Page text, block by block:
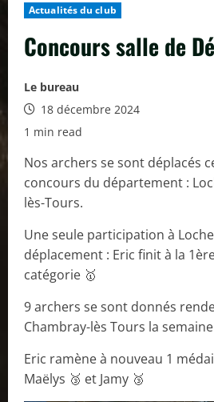
Actualités du club
Concours salle de
Le bureau
18 décembre 2024
1 min read
Nos archers se sont déplacés
concours du département :
lès-Tours.
Une seule participation à
déplacement : Eric finit à la
catégorie 🥇
9 archers se sont donnés
Chambray-lès Tours la
Eric ramène à nouveau 1
Maëlys 🥉 et Jamy 🥉